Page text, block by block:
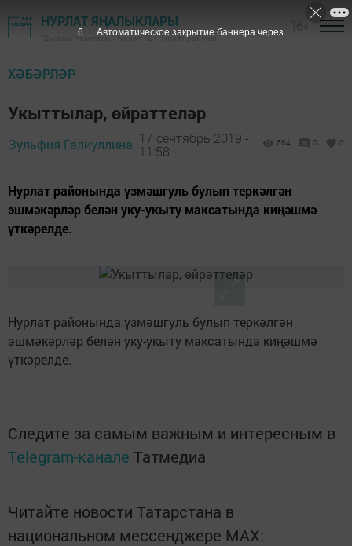
НУРЛАТ ЯҢАЛЫКЛАРЫ
"Дуслык" газетасы, Нурлат ТВ - Нурлат районы
ХӘБӘРЛӘР
Укыттылар, өйрәттеләр
Зульфия Галиуллина, 17 сентябрь 2019 -
11:58
664 0 0
Нурлат районында үзмәшгуль булып теркәлгән
эшмәкәрләр белән уку-укыту максатында киңәшмә
үткәрелде.
Нурлат районында үзмәшгуль булып теркәлгән
эшмәкәрләр белән уку-укыту максатында киңәшмә
үткәрелде.
Следите за самым важным и интересным в
Telegram-канале Татмедиа
Читайте новости Татарстана в
национальном мессенджере MАХ:
6 Автоматическое закрытие баннера через